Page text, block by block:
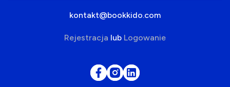
kontakt@bookkido.com
Rejestracja lub Logowanie